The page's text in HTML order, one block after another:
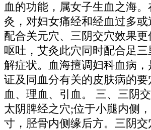
血的功能，属女子生血之海
灸，对妇女痛经和经血过多或
配合关元穴、三阴交穴效果
呕吐，艾灸此穴同时配合足
解症状。血海擅调妇科血病，
证及同血分有关的皮肤病的要
血、理血、引血。 三、三阴
太阴脾经之穴;位于小腿内侧
寸，胫骨内侧缘后方。三阴交